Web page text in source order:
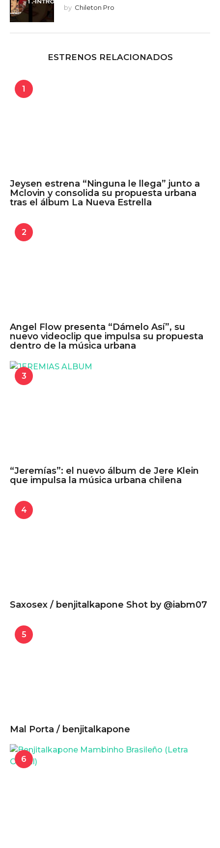
by Chileton Pro
ESTRENOS RELACIONADOS
1
Jeysen estrena “Ninguna le llega” junto a
Mclovin y consolida su propuesta urbana
tras el álbum La Nueva Estrella
2
Angel Flow presenta “Dámelo Así”, su
nuevo videoclip que impulsa su propuesta
dentro de la música urbana
3
“Jeremías”: el nuevo álbum de Jere Klein
que impulsa la música urbana chilena
4
Saxosex / benjitalkapone Shot by @iabm07
5
Mal Porta / benjitalkapone
6